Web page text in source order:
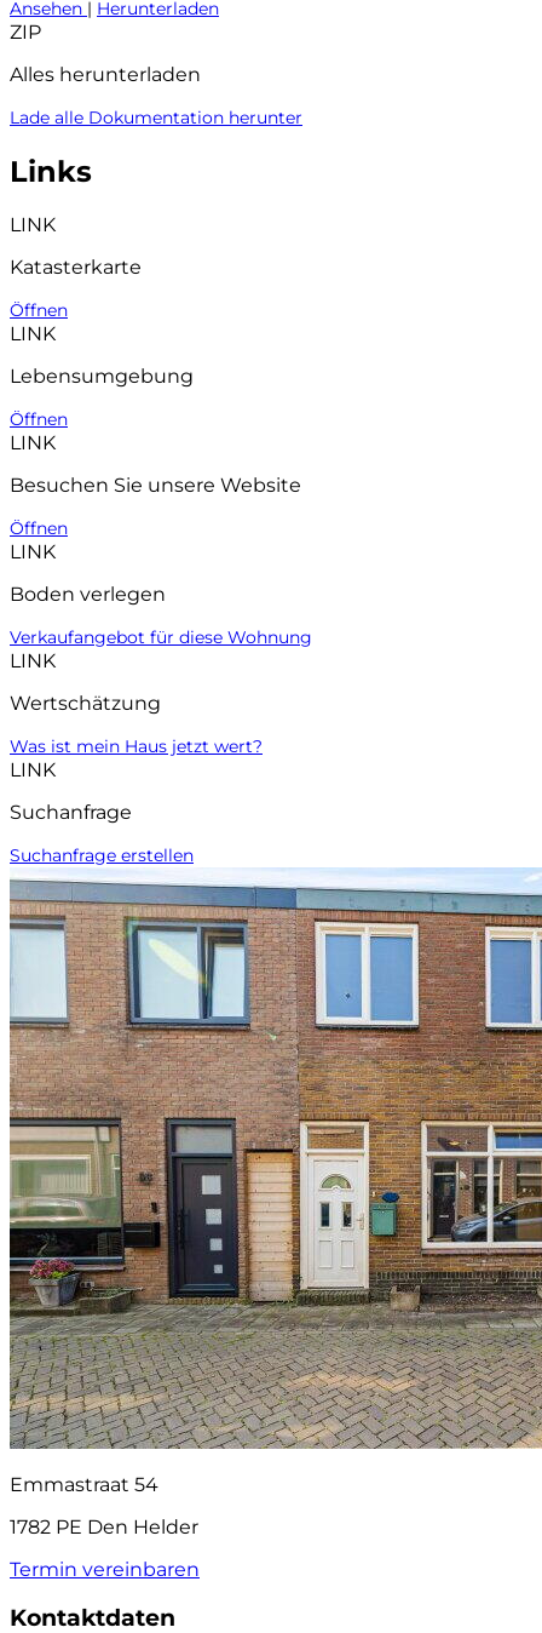
Ansehen | Herunterladen
ZIP
Alles herunterladen
Lade alle Dokumentation herunter
Links
LINK
Katasterkarte
Öffnen
LINK
Lebensumgebung
Öffnen
LINK
Besuchen Sie unsere Website
Öffnen
LINK
Boden verlegen
Verkaufangebot für diese Wohnung
LINK
Wertschätzung
Was ist mein Haus jetzt wert?
LINK
Suchanfrage
Suchanfrage erstellen
Emmastraat 54
1782 PE Den Helder
Termin vereinbaren
Kontaktdaten